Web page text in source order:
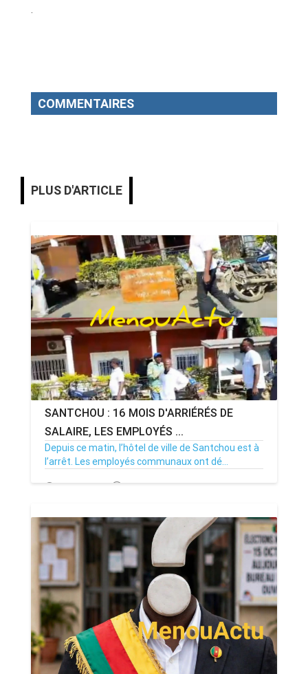
.
COMMENTAIRES
PLUS D'ARTICLE
SANTCHOU : 16 MOIS D'ARRIÉRÉS DE
SALAIRE, LES EMPLOYÉS ...
Depuis ce matin, l’hôtel de ville de Santchou est à
l’arrêt. Les employés communaux ont dé...
20/07/26 Par MenouActu 0